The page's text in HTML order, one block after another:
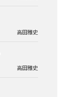
高田雅史
高田雅史